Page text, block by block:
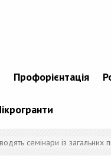
Профорієнтація
семінари із загальних